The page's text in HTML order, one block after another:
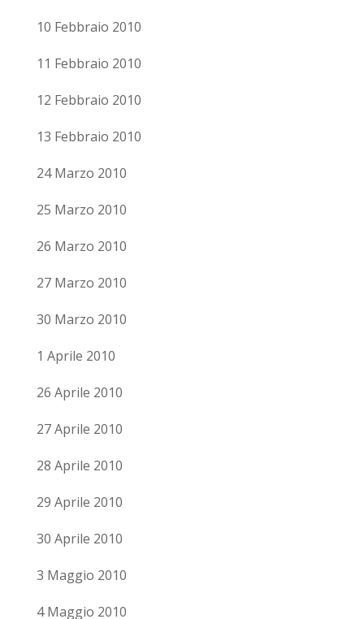
10 Febbraio 2010
11 Febbraio 2010
12 Febbraio 2010
13 Febbraio 2010
24 Marzo 2010
25 Marzo 2010
26 Marzo 2010
27 Marzo 2010
30 Marzo 2010
1 Aprile 2010
26 Aprile 2010
27 Aprile 2010
28 Aprile 2010
29 Aprile 2010
30 Aprile 2010
3 Maggio 2010
4 Maggio 2010